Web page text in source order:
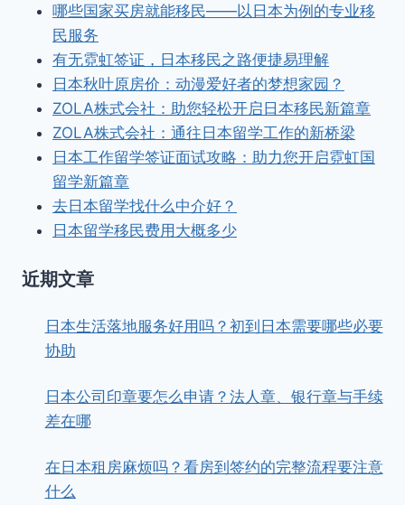
哪些国家买房就能移民——以日本为例的专业移
民服务
有无霓虹签证，日本移民之路便捷易理解
日本秋叶原房价：动漫爱好者的梦想家园？
ZOLA株式会社：助您轻松开启日本移民新篇章
ZOLA株式会社：通往日本留学工作的新桥梁
日本工作留学签证面试攻略：助力您开启霓虹国
留学新篇章
去日本留学找什么中介好？
日本留学移民费用大概多少
近期文章
日本生活落地服务好用吗？初到日本需要哪些必要
协助
日本公司印章要怎么申请？法人章、银行章与手续
差在哪
在日本租房麻烦吗？看房到签约的完整流程要注意
什么